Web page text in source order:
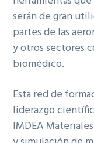
serán de gran
partes de las
y otros sectores
biomédico.
Esta red de
liderazgo
IMDEA